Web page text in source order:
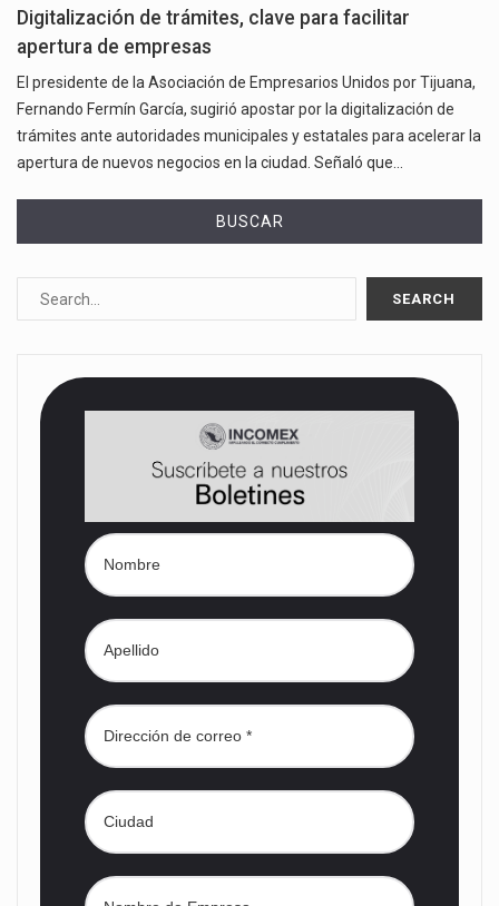
Digitalización de trámites, clave para facilitar
apertura de empresas
El presidente de la Asociación de Empresarios Unidos por Tijuana,
Fernando Fermín García, sugirió apostar por la digitalización de
trámites ante autoridades municipales y estatales para acelerar la
apertura de nuevos negocios en la ciudad. Señaló que…
BUSCAR